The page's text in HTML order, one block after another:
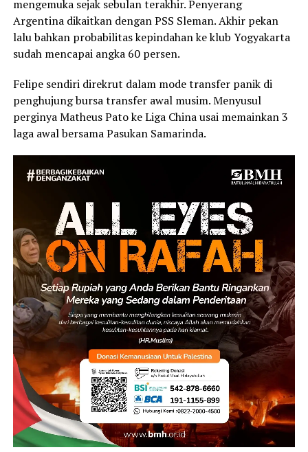
mengemuka sejak sebulan terakhir. Penyerang
Argentina dikaitkan dengan PSS Sleman. Akhir pekan
lalu bahkan probabilitas kepindahan ke klub Yogyakarta
sudah mencapai angka 60 persen.
Felipe sendiri direkrut dalam mode transfer panik di
penghujung bursa transfer awal musim. Menyusul
perginya Matheus Pato ke Liga China usai memainkan 3
laga awal bersama Pasukan Samarinda.